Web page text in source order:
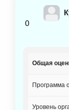
0
Общая
Программа
Уровень